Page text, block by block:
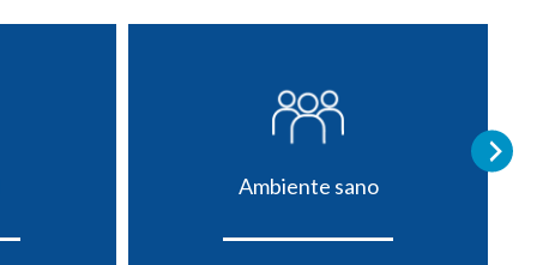
Ambiente sano